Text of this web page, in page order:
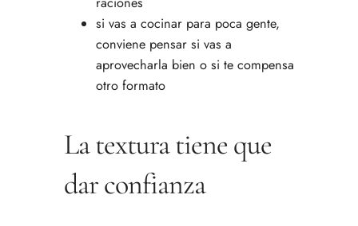
si vas a cocinar para poca gente,
conviene pensar si vas a
aprovecharla bien o si te compensa
otro formato
La textura tiene que
dar confianza